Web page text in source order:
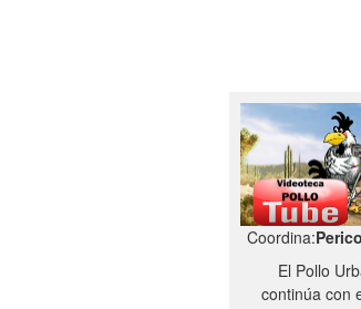
Coordina:
El Pollo
continúa con